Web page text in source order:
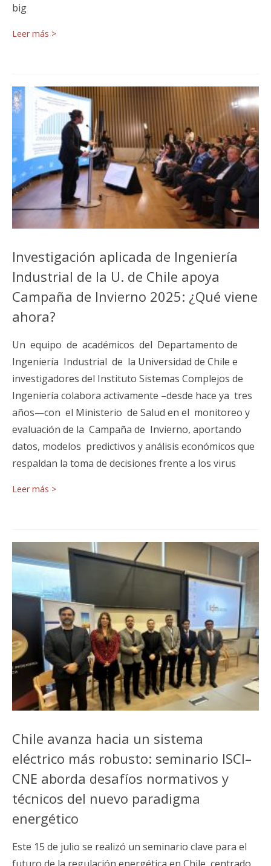
big
Leer más >
Investigación aplicada de Ingeniería
Industrial de la U. de Chile apoya
Campaña de Invierno 2025: ¿Qué viene
ahora?
Un equipo de académicos del Departamento de
Ingeniería Industrial de la Universidad de Chile e
investigadores del Instituto Sistemas Complejos de
Ingeniería colabora activamente –desde hace ya tres
años—con el Ministerio de Salud en el monitoreo y
evaluación de la Campaña de Invierno, aportando
datos, modelos predictivos y análisis económicos que
respaldan la toma de decisiones frente a los virus
Leer más >
Chile avanza hacia un sistema
eléctrico más robusto: seminario ISCI–
CNE aborda desafíos normativos y
técnicos del nuevo paradigma
energético
Este 15 de julio se realizó un seminario clave para el